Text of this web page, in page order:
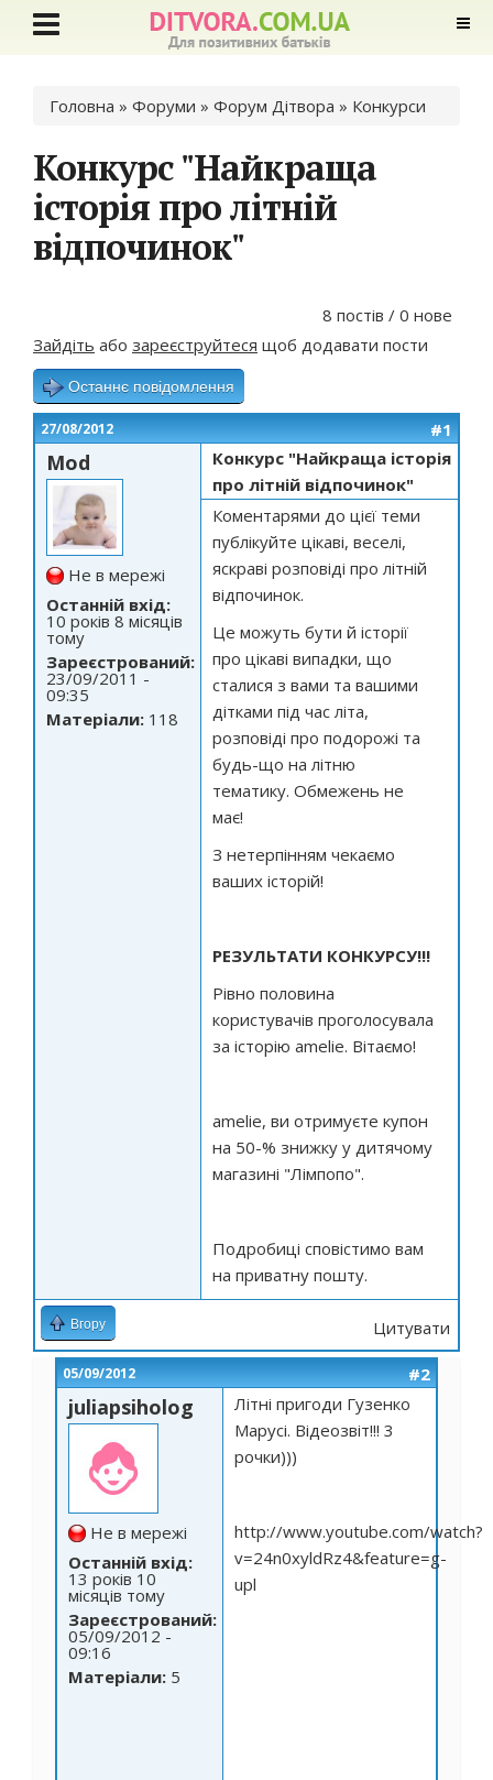
Ви є тут
Головна » Форуми » Форум Дітвора » Конкурси
Конкурс "Найкраща
історія про літній
відпочинок"
8 постів / 0 нове
Зайдіть або зареєструйтеся щоб додавати пости
Останнє повідомлення
27/08/2012 #1
Mod
Не в мережі
Останній вхід:
10 років 8 місяців
тому
Зареєстрований:
23/09/2011 -
09:35
Матеріали: 118
Конкурс "Найкраща історія
про літній відпочинок"
Коментарями до цієї теми
публікуйте цікаві, веселі,
яскраві розповіді про літній
відпочинок.
Це можуть бути й історії
про цікаві випадки, що
сталися з вами та вашими
дітками під час літа,
розповіді про подорожі та
будь-що на літню
тематику. Обмежень не
має!
З нетерпінням чекаємо
ваших історій!
РЕЗУЛЬТАТИ КОНКУРСУ!!!
Рівно половина
користувачів проголосувала
за історію amelie. Вітаємо!
amelie, ви отримуєте купон
на 50-% знижку у дитячому
магазині "Лімпопо".
Подробиці сповістимо вам
на приватну пошту.
Вгору Цитувати
05/09/2012 #2
juliapsiholog
Не в мережі
Останній вхід:
13 років 10
місяців тому
Зареєстрований:
05/09/2012 -
09:16
Матеріали: 5
Лiтнi пригоди Гузенко
Марусi. Вiдеозвiт!!! 3
рочки)))
http://www.youtube.com/watch?
v=24n0xyldRz4&feature=g-
upl